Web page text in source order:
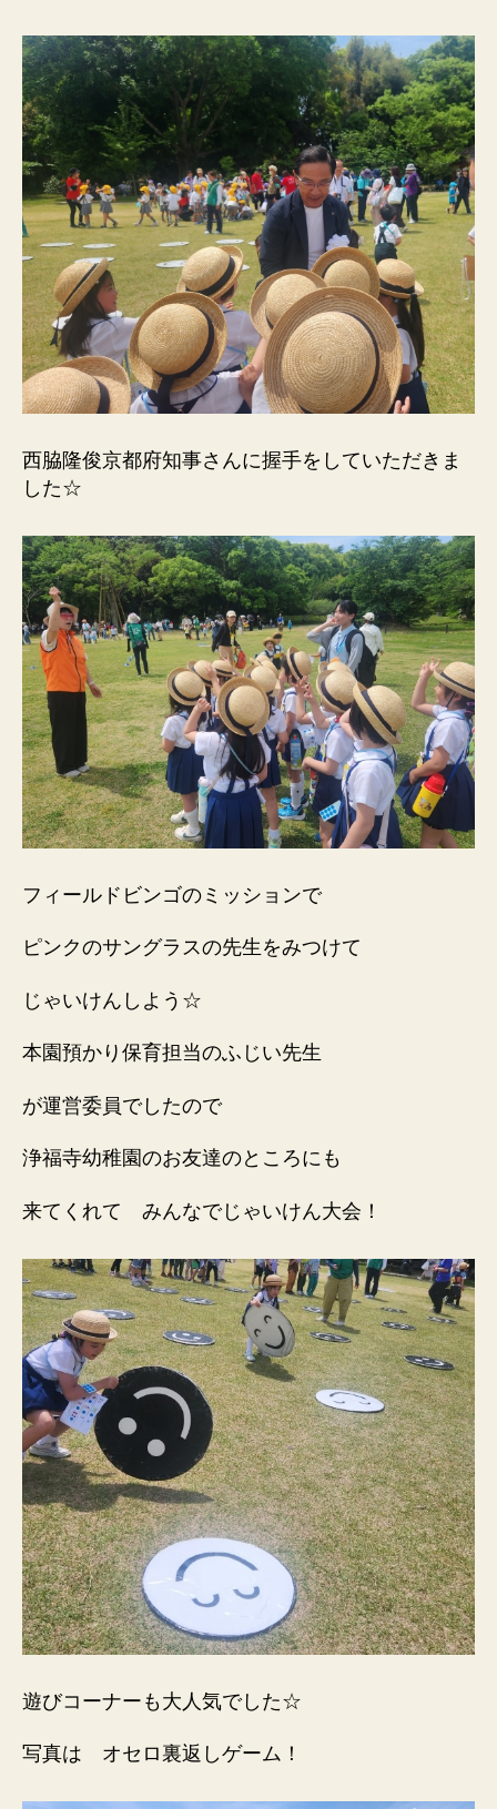
西脇隆俊京都府知事さんに握手をしていただきま
した☆
フィールドビンゴのミッションで
ピンクのサングラスの先生をみつけて
じゃいけんしよう☆
本園預かり保育担当のふじい先生
が運営委員でしたので
浄福寺幼稚園のお友達のところにも
来てくれて みんなでじゃいけん大会！
遊びコーナーも大人気でした☆
写真は オセロ裏返しゲーム！